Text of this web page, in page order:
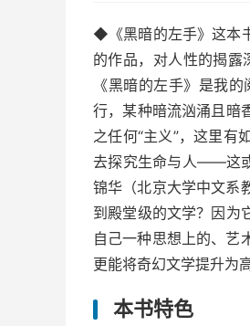
◆《黑暗的左手》这本
的作品，对人性的揭
《黑暗的左手》是我
行，某种暗流汹涌且暗
之任何“主义”，这里有
去探究生命与人——这
锦华（北京大学中文系
到殿堂级的文学？因为
自己一种思想上的、
更能将奇幻文学提升为
本书特色